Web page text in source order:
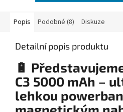
Popis Podobné (8) Diskuze
Detailní popis produktu
🔋
C3 5000 mAh –
lehkou